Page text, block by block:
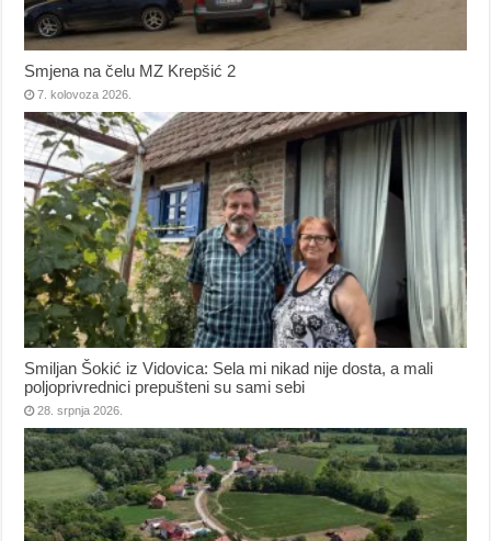
Smjena na čelu MZ Krepšić 2
7. kolovoza 2026.
Smiljan Šokić iz Vidovica: Sela mi nikad nije dosta, a mali
poljoprivrednici prepušteni su sami sebi
28. srpnja 2026.